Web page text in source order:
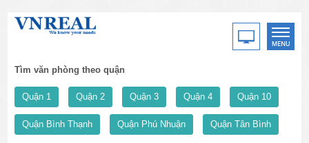
Tìm văn phòng theo quận
Quận 1 Quận 2 Quận 3 Quận 4 Quận 10
Quận Bình Thạnh Quận Phú Nhuận Quận Tân Bình